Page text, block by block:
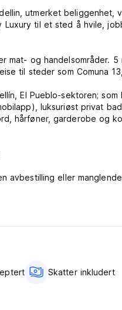
utmerket
til et sted å hvile,
mat- og handelsområder.
til steder som Comuna
El Pueblo-sektoren;
luksuriøst privat
hårføner, garderobe og
avbestilling eller
debetkort
Skatter inkludert